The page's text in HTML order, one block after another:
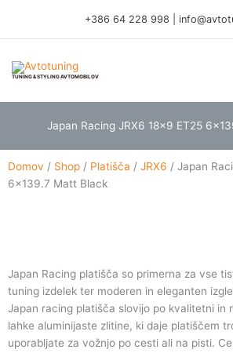
content
+386 64 228 998
TUNING & STYLING AVTOMOBILOV
Japan Racing JRX6 18×9 ET25
Domov / Shop / Platišča / JRX6 / Japan
6×139.7 Matt Black
Japan Racing platišča so primerna za vse
tuning izdelek ter moderen in eleganten
Japan racing platišča slovijo po kvalitetni in
lahke aluminijaste zlitine, ki daje platiščem
uporabljate za vožnjo po cesti ali na pisti.